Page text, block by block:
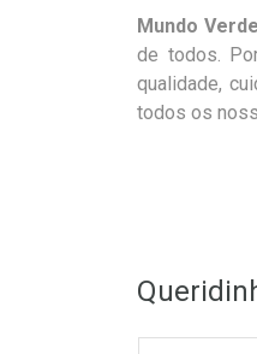
Mundo Verde
de todos.
qualidade,
todos os